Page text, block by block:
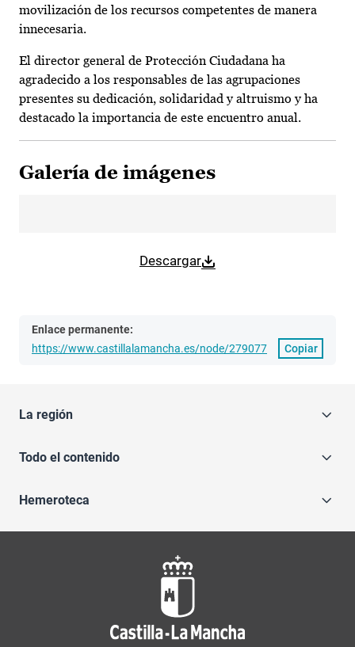
movilización de los recursos competentes de manera
innecesaria.
El director general de Protección Ciudadana ha
agradecido a los responsables de las agrupaciones
presentes su dedicación, solidaridad y altruismo y ha
destacado la importancia de este encuentro anual.
Galería de imágenes
Descargar
Enlace permanente:
https://www.castillalamancha.es/node/279077
Copiar
La región
Todo el contenido
Hemeroteca